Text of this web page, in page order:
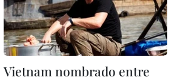
Vietnam nombrado entre